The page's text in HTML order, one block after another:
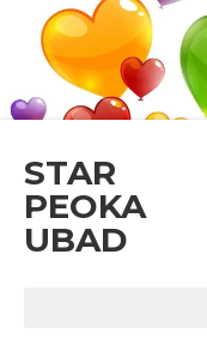
STAR
PEOKA
UBAD